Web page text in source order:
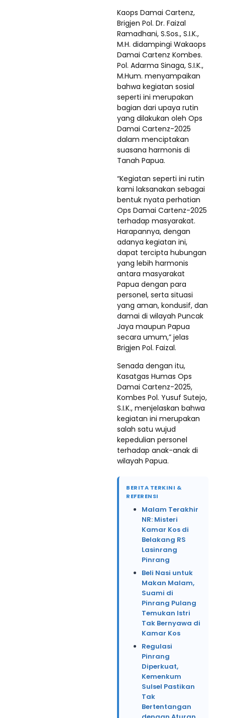
Kaops Damai Cartenz,
Brigjen Pol. Dr. Faizal
Ramadhani, S.Sos., S.I.K.,
M.H. didampingi Wakaops
Damai Cartenz Kombes.
Pol. Adarma Sinaga, S.I.K.,
M.Hum. menyampaikan
bahwa kegiatan sosial
seperti ini merupakan
bagian dari upaya rutin
yang dilakukan oleh Ops
Damai Cartenz-2025
dalam menciptakan
suasana harmonis di
Tanah Papua.
“Kegiatan seperti ini rutin
kami laksanakan sebagai
bentuk nyata perhatian
Ops Damai Cartenz-2025
terhadap masyarakat.
Harapannya, dengan
adanya kegiatan ini,
dapat tercipta hubungan
yang lebih harmonis
antara masyarakat
Papua dengan para
personel, serta situasi
yang aman, kondusif, dan
damai di wilayah Puncak
Jaya maupun Papua
secara umum,” jelas
Brigjen Pol. Faizal.
Senada dengan itu,
Kasatgas Humas Ops
Damai Cartenz-2025,
Kombes Pol. Yusuf Sutejo,
S.I.K., menjelaskan bahwa
kegiatan ini merupakan
salah satu wujud
kepedulian personel
terhadap anak-anak di
wilayah Papua.
BERITA TERKINI &
REFERENSI
Malam Terakhir
NR: Misteri
Kamar Kos di
Belakang RS
Lasinrang
Pinrang
Beli Nasi untuk
Makan Malam,
Suami di
Pinrang Pulang
Temukan Istri
Tak Bernyawa di
Kamar Kos
Regulasi
Pinrang
Diperkuat,
Kemenkum
Sulsel Pastikan
Tak
Bertentangan